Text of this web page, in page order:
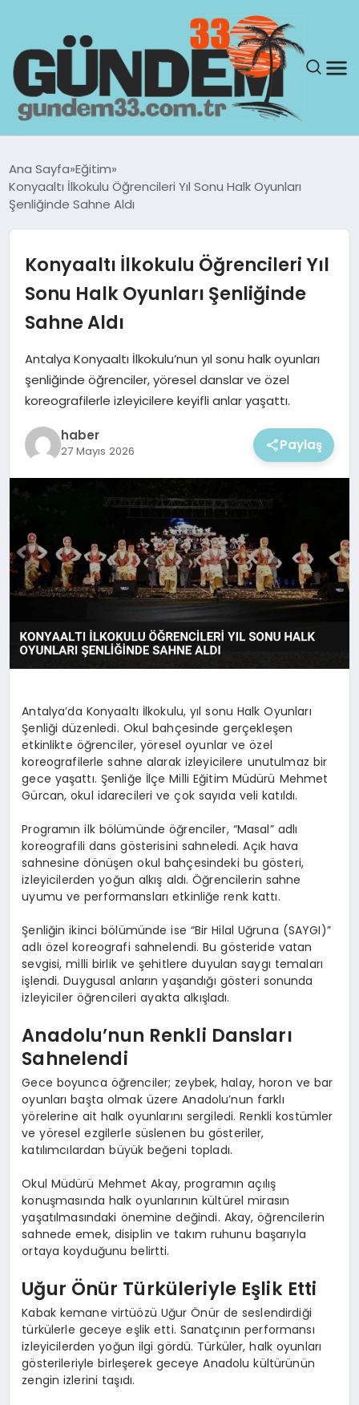
GÜNDEM
TEKNOLOJI
EKONOMI
MAGAZIN
Ana Sayfa Eğitim
Konyaaltı İlkokulu Öğrencileri Yıl Sonu Halk Oyunları
Şenliğinde Sahne Aldı
Konyaaltı İlkokulu Öğrencileri Yıl
Sonu Halk Oyunları Şenliğinde
Sahne Aldı
Antalya Konyaaltı İlkokulu’nun yıl sonu halk oyunları
şenliğinde öğrenciler, yöresel danslar ve özel
koreografilerle izleyicilere keyifli anlar yaşattı.
haber
27 Mayıs 2026 Paylaş
Antalya’da Konyaaltı İlkokulu, yıl sonu Halk Oyunları
Şenliği düzenledi. Okul bahçesinde gerçekleşen
etkinlikte öğrenciler, yöresel oyunlar ve özel
koreografilerle sahne alarak izleyicilere unutulmaz bir
gece yaşattı. Şenliğe İlçe Milli Eğitim Müdürü Mehmet
Gürcan, okul idarecileri ve çok sayıda veli katıldı.
Programın ilk bölümünde öğrenciler, “Masal” adlı
koreografili dans gösterisini sahneledi. Açık hava
sahnesine dönüşen okul bahçesindeki bu gösteri,
izleyicilerden yoğun alkış aldı. Öğrencilerin sahne
uyumu ve performansları etkinliğe renk kattı.
Şenliğin ikinci bölümünde ise “Bir Hilal Uğruna (SAYGI)”
adlı özel koreografi sahnelendi. Bu gösteride vatan
sevgisi, milli birlik ve şehitlere duyulan saygı temaları
işlendi. Duygusal anların yaşandığı gösteri sonunda
izleyiciler öğrencileri ayakta alkışladı.
Anadolu’nun Renkli Dansları
Sahnelendi
Gece boyunca öğrenciler; zeybek, halay, horon ve bar
oyunları başta olmak üzere Anadolu’nun farklı
yörelerine ait halk oyunlarını sergiledi. Renkli kostümler
ve yöresel ezgilerle süslenen bu gösteriler,
katılımcılardan büyük beğeni topladı.
Okul Müdürü Mehmet Akay, programın açılış
konuşmasında halk oyunlarının kültürel mirasın
yaşatılmasındaki önemine değindi. Akay, öğrencilerin
sahnede emek, disiplin ve takım ruhunu başarıyla
ortaya koyduğunu belirtti.
Uğur Önür Türküleriyle Eşlik Etti
Kabak kemane virtüözü Uğur Önür de seslendirdiği
türkülerle geceye eşlik etti. Sanatçının performansı
izleyicilerden yoğun ilgi gördü. Türküler, halk oyunları
gösterileriyle birleşerek geceye Anadolu kültürünün
zengin izlerini taşıdı.